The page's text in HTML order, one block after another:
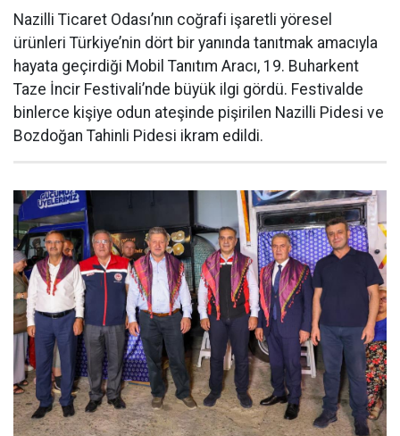
Nazilli Ticaret Odası’nın coğrafi işaretli yöresel
ürünleri Türkiye’nin dört bir yanında tanıtmak amacıyla
hayata geçirdiği Mobil Tanıtım Aracı, 19. Buharkent
Taze İncir Festivali’nde büyük ilgi gördü. Festivalde
binlerce kişiye odun ateşinde pişirilen Nazilli Pidesi ve
Bozdoğan Tahinli Pidesi ikram edildi.